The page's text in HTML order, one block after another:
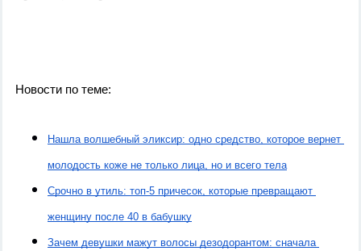
Новости по теме:
Нашла волшебный эликсир: одно средство, которое вернет
молодость коже не только лица, но и всего тела
Срочно в утиль: топ-5 причесок, которые превращают
женщину после 40 в бабушку
Зачем девушки мажут волосы дезодорантом: сначала